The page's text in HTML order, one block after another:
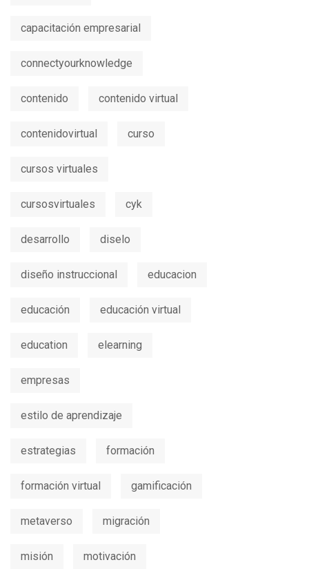
capacitación empresarial
connectyourknowledge
contenido contenido virtual
contenidovirtual curso
cursos virtuales
cursosvirtuales cyk
desarrollo diselo
diseño instruccional educacion
educación educación virtual
education elearning
empresas
estilo de aprendizaje
estrategias formación
formación virtual gamificación
metaverso migración
misión motivación